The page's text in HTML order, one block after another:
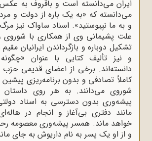
ایران مى‌دانسته است و باقروف به
مى‌دانسته که «به یک باره از دولت و
و به ما نپیوستید». اسناد ساواک نیز
علت پشیمانى وى از همکارى با شوروى
تشکیل دوباره و بازگرداندن ایرانیان
و نیز تألیف کتابى با عنوان
دانسته‌اند. برخى از اعضاى قدیمى حزب
کاملاً تصادفى و بدون برنامه‌ریزى
شوروى مى‌دانند. به هر روى
پیشه‌ورى بدون دسترسى به اسناد
مانند دفترى بى‌آغاز و انجام در
خواهد ماند. همسر پیشه‌ورى معصومه
و از او یک پسر به نام داریوش به جاى